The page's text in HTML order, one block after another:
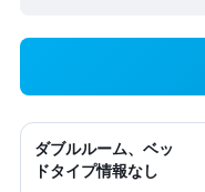
ダブルルーム、ベッ
ドタイプ情報なし